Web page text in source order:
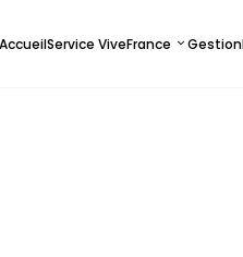
AccueilService ViveFrance Gestion